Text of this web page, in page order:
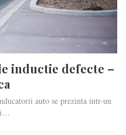
inductie defecte –
auto se prezinta intr-un